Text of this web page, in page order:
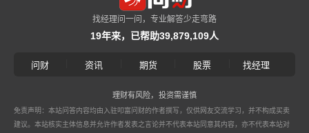
找经理问一问，专业解答少走弯路
19年来，已帮助39,879,109人
问财 资讯 期货 股票 找经理
理财有风险，投资需谨慎
免责声明：本站问答内容均由入驻叩富问财的作者撰写，仅供网友交流学习，并不构成买卖
建议。本站核实主体信息并允许作者发表之言论并不代表本站同意其内容，亦不代表本站对